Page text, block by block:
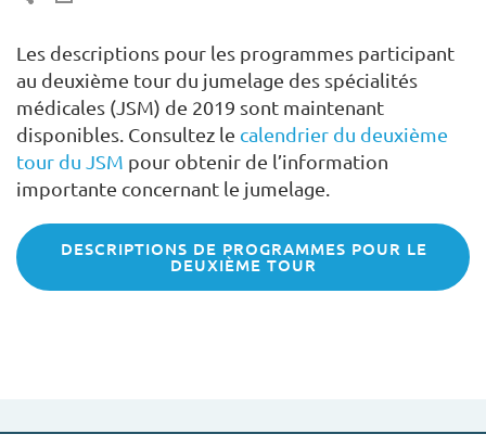
Les descriptions pour les programmes participant
au deuxième tour du jumelage des spécialités
médicales (JSM) de 2019 sont maintenant
disponibles. Consultez le calendrier du deuxième
tour du JSM pour obtenir de l’information
importante concernant le jumelage.
DESCRIPTIONS DE PROGRAMMES POUR LE
DEUXIÈME TOUR